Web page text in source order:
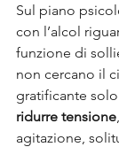
Sul piano
con l’alcol
funzione di
non cercano il
gratificante
ridurre tensione
agitazione,